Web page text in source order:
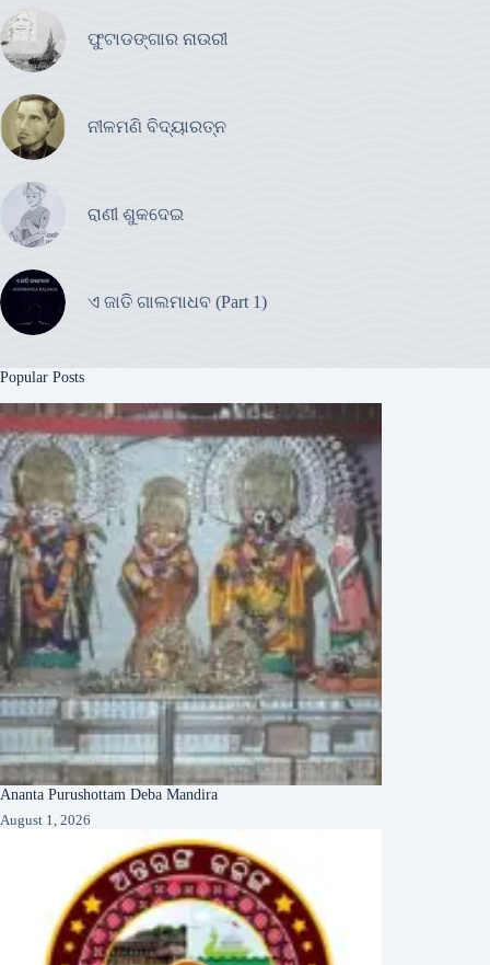
ଫୁଟାଡଙ୍ଗାର ନାଉରୀ
ନୀଳମଣି ବିଦ୍ୟାରତ୍ନ
ରାଣୀ ଶୁକଦେଇ
ଏ ଜାତି ଗାଲମାଧବ (Part 1)
Popular Posts
Ananta Purushottam Deba Mandira
August 1, 2026